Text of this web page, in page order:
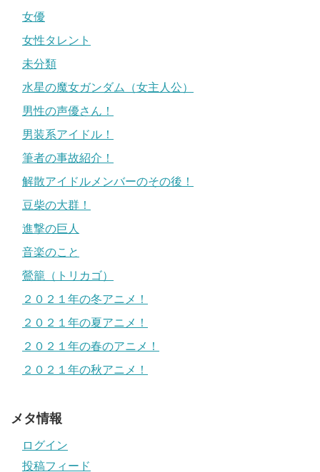
女優
女性タレント
未分類
水星の魔女ガンダム（女主人公）
男性の声優さん！
男装系アイドル！
筆者の事故紹介！
解散アイドルメンバーのその後！
豆柴の大群！
進撃の巨人
音楽のこと
鶯籠（トリカゴ）
２０２１年の冬アニメ！
２０２１年の夏アニメ！
２０２１年の春のアニメ！
２０２１年の秋アニメ！
メタ情報
ログイン
投稿フィード